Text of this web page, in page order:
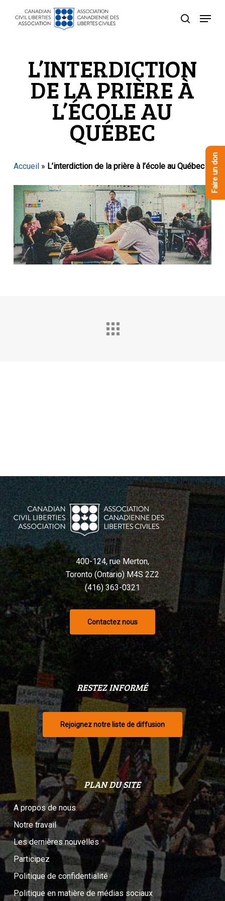
recherche
Menu
L’INTERDICTION
DE LA PRIÈRE À
L’ÉCOLE AU
QUÉBEC
Accueil» L’interdiction de la prière à l’école au Québec
400-124, rue Merton,
Toronto (Ontario) M4S 2Z2
(416) 363-0321
Contactez nous
RESTEZ INFORMÉ
Rejoignez notre liste de diffusion
PLAN DU SITE
A propos de nous
Notre travail
Les dernières nouvelles
Participez
Politique de confidentialité
Politique en matière de médias sociaux
Faire un don